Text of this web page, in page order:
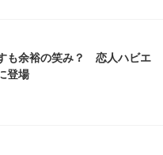
も余裕の笑み？ 恋人ハビエ
登場